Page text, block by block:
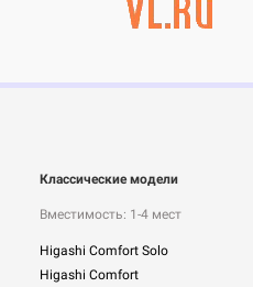
Классические модели
Вместимость: 1-4 мест
Higashi Comfort Solo
Higashi Comfort